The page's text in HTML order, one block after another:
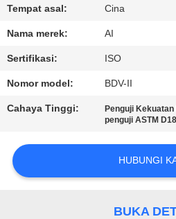
HUBUNGI
KAMI
BERITA
PERMINTAAN
Tempat asal: Cina
Nama merek: AI
Sertifikasi: ISO
Nomor model: BDV-II
Cahaya Tinggi: Penguji
penguji ASTM
HUBUNGI
BUKA